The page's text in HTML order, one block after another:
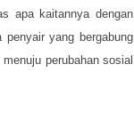
apa kaitannya dengan
yang bergabung
perubahan sosial